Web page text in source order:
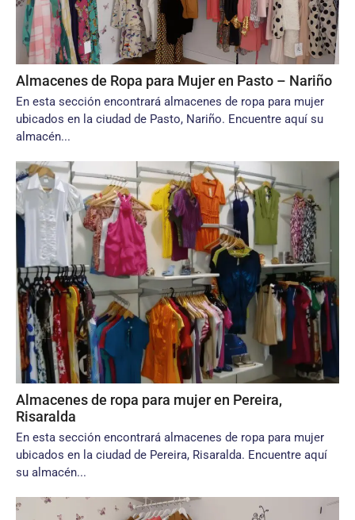
Almacenes de Ropa para Mujer en Pasto – Nariño
En esta sección encontrará almacenes de ropa para mujer
ubicados en la ciudad de Pasto, Nariño. Encuentre aquí su
almacén...
Almacenes de ropa para mujer en Pereira,
Risaralda
En esta sección encontrará almacenes de ropa para mujer
ubicados en la ciudad de Pereira, Risaralda. Encuentre aquí
su almacén...